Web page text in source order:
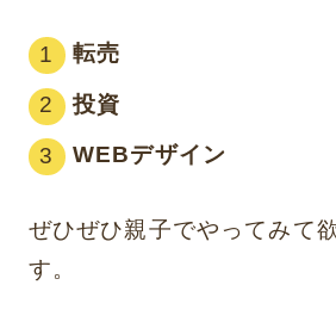
転売
投資
WEBデザイン
ぜひぜひ親子でやってみて
す。